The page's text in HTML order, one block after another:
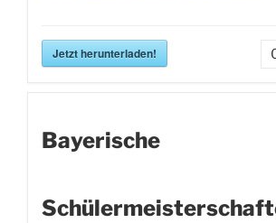
Jetzt herunterladen!
Bayerische